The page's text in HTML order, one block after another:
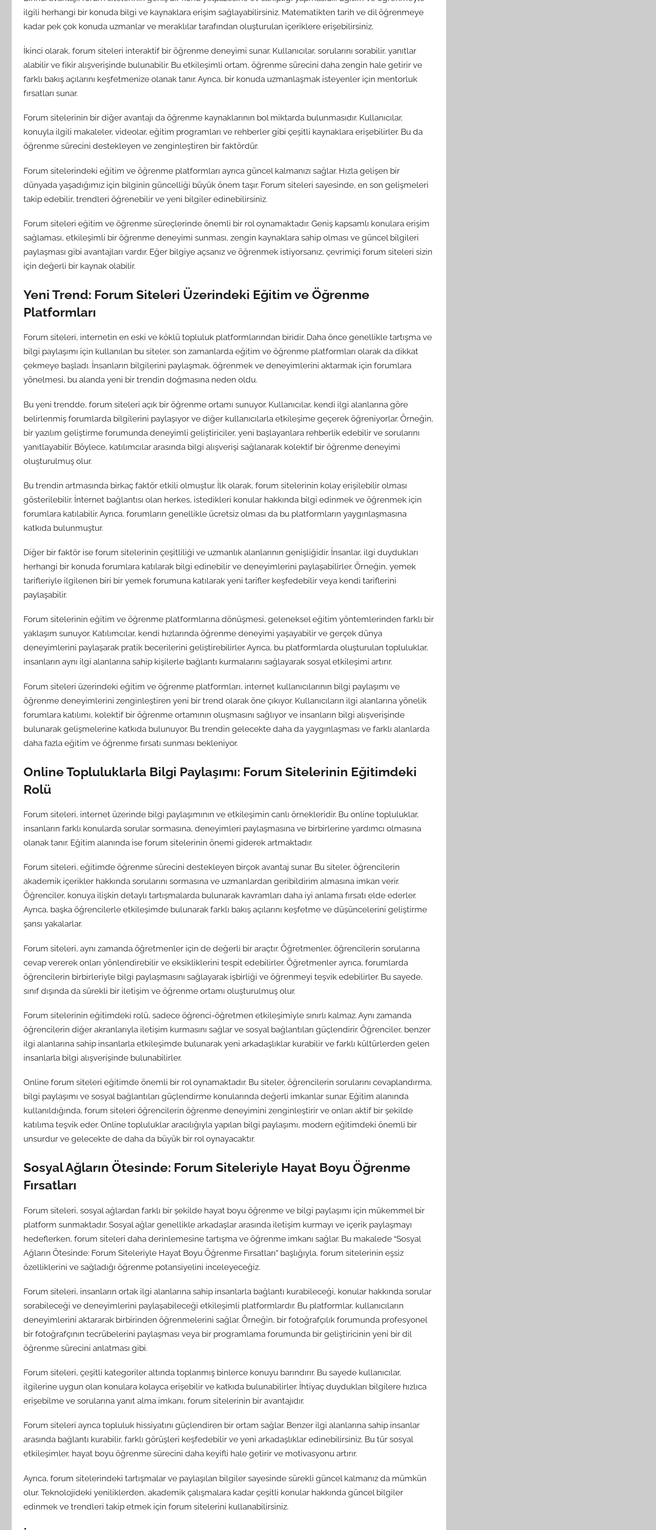
ilgili herhangi bir konuda bilgi ve kaynaklara erişim sağlayabilirsiniz. Matematikten tarih ve dil öğrenmeye
kadar pek çok konuda uzmanlar ve meraklılar tarafından oluşturulan içeriklere erişebilirsiniz.
İkinci olarak, forum siteleri interaktif bir öğrenme deneyimi sunar. Kullanıcılar, sorularını sorabilir, yanıtlar
alabilir ve fikir alışverişinde bulunabilir. Bu etkileşimli ortam, öğrenme sürecini daha zengin hale getirir ve
farklı bakış açılarını keşfetmenize olanak tanır. Ayrıca, bir konuda uzmanlaşmak isteyenler için mentorluk
fırsatları sunar.
Forum sitelerinin bir diğer avantajı da öğrenme kaynaklarının bol miktarda bulunmasıdır. Kullanıcılar,
konuyla ilgili makaleler, videolar, eğitim programları ve rehberler gibi çeşitli kaynaklara erişebilirler. Bu da
öğrenme sürecini destekleyen ve zenginleştiren bir faktördür.
Forum sitelerindeki eğitim ve öğrenme platformları ayrıca güncel kalmanızı sağlar. Hızla gelişen bir
dünyada yaşadığımız için bilginin güncelliği büyük önem taşır. Forum siteleri sayesinde, en son gelişmeleri
takip edebilir, trendleri öğrenebilir ve yeni bilgiler edinebilirsiniz.
Forum siteleri eğitim ve öğrenme süreçlerinde önemli bir rol oynamaktadır. Geniş kapsamlı konulara erişim
sağlaması, etkileşimli bir öğrenme deneyimi sunması, zengin kaynaklara sahip olması ve güncel bilgileri
paylaşması gibi avantajları vardır. Eğer bilgiye açsanız ve öğrenmek istiyorsanız, çevrimiçi forum siteleri sizin
için değerli bir kaynak olabilir.
Yeni Trend: Forum Siteleri Üzerindeki Eğitim ve Öğrenme
Platformları
Forum siteleri, internetin en eski ve köklü topluluk platformlarından biridir. Daha önce genellikle tartışma ve
bilgi paylaşımı için kullanılan bu siteler, son zamanlarda eğitim ve öğrenme platformları olarak da dikkat
çekmeye başladı. İnsanların bilgilerini paylaşmak, öğrenmek ve deneyimlerini aktarmak için forumlara
yönelmesi, bu alanda yeni bir trendin doğmasına neden oldu.
Bu yeni trendde, forum siteleri açık bir öğrenme ortamı sunuyor. Kullanıcılar, kendi ilgi alanlarına göre
belirlenmiş forumlarda bilgilerini paylaşıyor ve diğer kullanıcılarla etkileşime geçerek öğreniyorlar. Örneğin,
bir yazılım geliştirme forumunda deneyimli geliştiriciler, yeni başlayanlara rehberlik edebilir ve sorularını
yanıtlayabilir. Böylece, katılımcılar arasında bilgi alışverişi sağlanarak kolektif bir öğrenme deneyimi
oluşturulmuş olur.
Bu trendin artmasında birkaç faktör etkili olmuştur. İlk olarak, forum sitelerinin kolay erişilebilir olması
gösterilebilir. İnternet bağlantısı olan herkes, istedikleri konular hakkında bilgi edinmek ve öğrenmek için
forumlara katılabilir. Ayrıca, forumların genellikle ücretsiz olması da bu platformların yaygınlaşmasına
katkıda bulunmuştur.
Diğer bir faktör ise forum sitelerinin çeşitliliği ve uzmanlık alanlarının genişliğidir. İnsanlar, ilgi duydukları
herhangi bir konuda forumlara katılarak bilgi edinebilir ve deneyimlerini paylaşabilirler. Örneğin, yemek
tarifleriyle ilgilenen biri bir yemek forumuna katılarak yeni tarifler keşfedebilir veya kendi tariflerini
paylaşabilir.
Forum sitelerinin eğitim ve öğrenme platformlarına dönüşmesi, geleneksel eğitim yöntemlerinden farklı bir
yaklaşım sunuyor. Katılımcılar, kendi hızlarında öğrenme deneyimi yaşayabilir ve gerçek dünya
deneyimlerini paylaşarak pratik becerilerini geliştirebilirler. Ayrıca, bu platformlarda oluşturulan topluluklar,
insanların aynı ilgi alanlarına sahip kişilerle bağlantı kurmalarını sağlayarak sosyal etkileşimi artırır.
Forum siteleri üzerindeki eğitim ve öğrenme platformları, internet kullanıcılarının bilgi paylaşımı ve
öğrenme deneyimlerini zenginleştiren yeni bir trend olarak öne çıkıyor. Kullanıcıların ilgi alanlarına yönelik
forumlara katılımı, kolektif bir öğrenme ortamının oluşmasını sağlıyor ve insanların bilgi alışverişinde
bulunarak gelişmelerine katkıda bulunuyor. Bu trendin gelecekte daha da yaygınlaşması ve farklı alanlarda
daha fazla eğitim ve öğrenme fırsatı sunması bekleniyor.
Online Topluluklarla Bilgi Paylaşımı: Forum Sitelerinin Eğitimdeki
Rolü
Forum siteleri, internet üzerinde bilgi paylaşımının ve etkileşimin canlı örnekleridir. Bu online topluluklar,
insanların farklı konularda sorular sormasına, deneyimleri paylaşmasına ve birbirlerine yardımcı olmasına
olanak tanır. Eğitim alanında ise forum sitelerinin önemi giderek artmaktadır.
Forum siteleri, eğitimde öğrenme sürecini destekleyen birçok avantaj sunar. Bu siteler, öğrencilerin
akademik içerikler hakkında sorularını sormasına ve uzmanlardan geribildirim almasına imkan verir.
Öğrenciler, konuya ilişkin detaylı tartışmalarda bulunarak kavramları daha iyi anlama fırsatı elde ederler.
Ayrıca, başka öğrencilerle etkileşimde bulunarak farklı bakış açılarını keşfetme ve düşüncelerini geliştirme
şansı yakalarlar.
Forum siteleri, aynı zamanda öğretmenler için de değerli bir araçtır. Öğretmenler, öğrencilerin sorularına
cevap vererek onları yönlendirebilir ve eksikliklerini tespit edebilirler. Öğretmenler ayrıca, forumlarda
öğrencilerin birbirleriyle bilgi paylaşmasını sağlayarak işbirliği ve öğrenmeyi teşvik edebilirler. Bu sayede,
sınıf dışında da sürekli bir iletişim ve öğrenme ortamı oluşturulmuş olur.
Forum sitelerinin eğitimdeki rolü, sadece öğrenci-öğretmen etkileşimiyle sınırlı kalmaz. Aynı zamanda
öğrencilerin diğer akranlarıyla iletişim kurmasını sağlar ve sosyal bağlantıları güçlendirir. Öğrenciler, benzer
ilgi alanlarına sahip insanlarla etkileşimde bulunarak yeni arkadaşlıklar kurabilir ve farklı kültürlerden gelen
insanlarla bilgi alışverişinde bulunabilirler.
Online forum siteleri eğitimde önemli bir rol oynamaktadır. Bu siteler, öğrencilerin sorularını cevaplandırma,
bilgi paylaşımı ve sosyal bağlantıları güçlendirme konularında değerli imkanlar sunar. Eğitim alanında
kullanıldığında, forum siteleri öğrencilerin öğrenme deneyimini zenginleştirir ve onları aktif bir şekilde
katılıma teşvik eder. Online topluluklar aracılığıyla yapılan bilgi paylaşımı, modern eğitimdeki önemli bir
unsurdur ve gelecekte de daha da büyük bir rol oynayacaktır.
Sosyal Ağların Ötesinde: Forum Siteleriyle Hayat Boyu Öğrenme
Fırsatları
Forum siteleri, sosyal ağlardan farklı bir şekilde hayat boyu öğrenme ve bilgi paylaşımı için mükemmel bir
platform sunmaktadır. Sosyal ağlar genellikle arkadaşlar arasında iletişim kurmayı ve içerik paylaşmayı
hedeflerken, forum siteleri daha derinlemesine tartışma ve öğrenme imkanı sağlar. Bu makalede “Sosyal
Ağların Ötesinde: Forum Siteleriyle Hayat Boyu Öğrenme Fırsatları” başlığıyla, forum sitelerinin eşsiz
özelliklerini ve sağladığı öğrenme potansiyelini inceleyeceğiz.
Forum siteleri, insanların ortak ilgi alanlarına sahip insanlarla bağlantı kurabileceği, konular hakkında sorular
sorabileceği ve deneyimlerini paylaşabileceği etkileşimli platformlardır. Bu platformlar, kullanıcıların
deneyimlerini aktararak birbirinden öğrenmelerini sağlar. Örneğin, bir fotoğrafçılık forumunda profesyonel
bir fotoğrafçının tecrübelerini paylaşması veya bir programlama forumunda bir geliştiricinin yeni bir dil
öğrenme sürecini anlatması gibi.
Forum siteleri, çeşitli kategoriler altında toplanmış binlerce konuyu barındırır. Bu sayede kullanıcılar,
ilgilerine uygun olan konulara kolayca erişebilir ve katkıda bulunabilirler. İhtiyaç duydukları bilgilere hızlıca
erişebilme ve sorularına yanıt alma imkanı, forum sitelerinin bir avantajıdır.
Forum siteleri ayrıca topluluk hissiyatını güçlendiren bir ortam sağlar. Benzer ilgi alanlarına sahip insanlar
arasında bağlantı kurabilir, farklı görüşleri keşfedebilir ve yeni arkadaşlıklar edinebilirsiniz. Bu tür sosyal
etkileşimler, hayat boyu öğrenme sürecini daha keyifli hale getirir ve motivasyonu artırır.
Ayrıca, forum sitelerindeki tartışmalar ve paylaşılan bilgiler sayesinde sürekli güncel kalmanız da mümkün
olur. Teknolojideki yeniliklerden, akademik çalışmalara kadar çeşitli konular hakkında güncel bilgiler
edinmek ve trendleri takip etmek için forum sitelerini kullanabilirsiniz.